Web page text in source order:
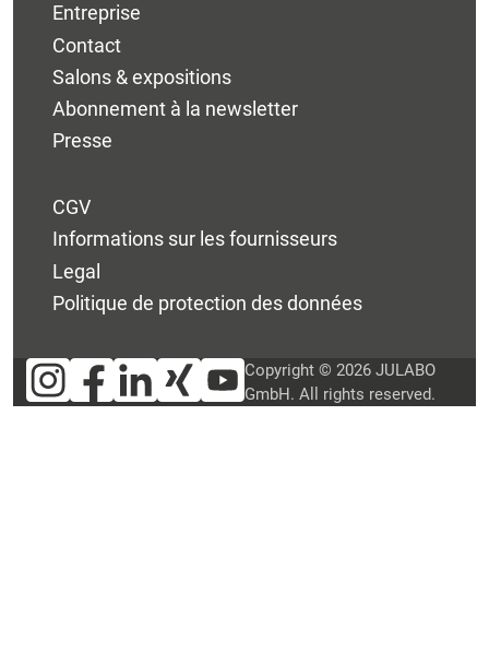
Entreprise
Contact
Salons & expositions
Abonnement à la newsletter
Presse
CGV
Informations sur les fournisseurs
Legal
Politique de protection des données
Copyright © 2026 JULABO
GmbH. All rights reserved.